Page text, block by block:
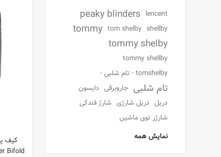
Bifold
lencent
peaky blinders
shellby
tom shelby
tommy
tommy shelby
tommy shellby
tomshelby - تام شلبی -
تام شلبی جاروبرقی دایسون
دریل دریل شارژی شارژ فندکی
شارژر توی ماشین
نمایش همه